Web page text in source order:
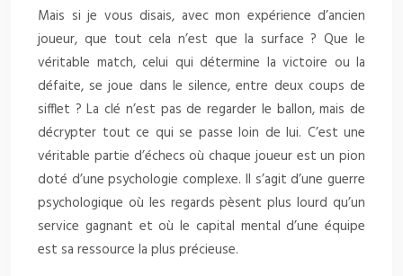
Mais si je vous disais, avec mon expérience d’ancien
joueur, que tout cela n’est que la surface ? Que le
véritable match, celui qui détermine la victoire ou la
défaite, se joue dans le silence, entre deux coups de
sifflet ? La clé n’est pas de regarder le ballon, mais de
décrypter tout ce qui se passe loin de lui. C’est une
véritable partie d’échecs où chaque joueur est un pion
doté d’une psychologie complexe. Il s’agit d’une guerre
psychologique où les regards pèsent plus lourd qu’un
service gagnant et où le capital mental d’une équipe
est sa ressource la plus précieuse.